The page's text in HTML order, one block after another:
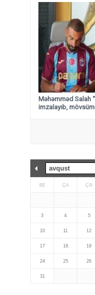
Məhəmməd Salah
imzalayıb,
BE ÇA ÇƏ
3 4 5
10 11 12
17 18 19
24 25 26
31